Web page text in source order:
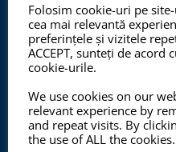
ISO 9001:2015, ISO
Începând cu anul 2012,
Certificatul Sistemului de
ISO9001:2015 și
Folosim cookie-uri pe
cea mai relevantă
preferințele și vizitele
ACCEPT, sunteți de acord
cookie-urile.
We use cookies on our
relevant experience by
and repeat visits. By
the use of ALL the cookies.